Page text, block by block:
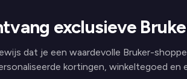
exclusieve
dat je een waardevolle Bruker-
kortingen, winkeltegoed en